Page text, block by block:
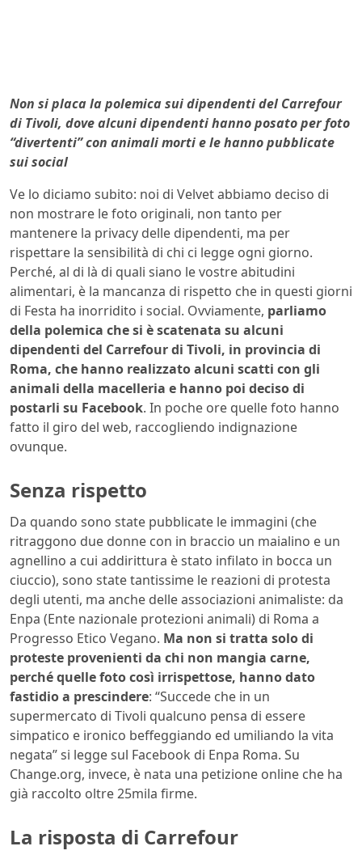
Non si placa la polemica sui dipendenti del Carrefour
di Tivoli, dove alcuni dipendenti hanno posato per foto
“divertenti” con animali morti e le hanno pubblicate
sui social
Ve lo diciamo subito: noi di Velvet abbiamo deciso di
non mostrare le foto originali, non tanto per
mantenere la privacy delle dipendenti, ma per
rispettare la sensibilità di chi ci legge ogni giorno.
Perché, al di là di quali siano le vostre abitudini
alimentari, è la mancanza di rispetto che in questi giorni
di Festa ha inorridito i social. Ovviamente, parliamo
della polemica che si è scatenata su alcuni
dipendenti del Carrefour di Tivoli, in provincia di
Roma, che hanno realizzato alcuni scatti con gli
animali della macelleria e hanno poi deciso di
postarli su Facebook. In poche ore quelle foto hanno
fatto il giro del web, raccogliendo indignazione
ovunque.
Senza rispetto
Da quando sono state pubblicate le immagini (che
ritraggono due donne con in braccio un maialino e un
agnellino a cui addirittura è stato infilato in bocca un
ciuccio), sono state tantissime le reazioni di protesta
degli utenti, ma anche delle associazioni animaliste: da
Enpa (Ente nazionale protezioni animali) di Roma a
Progresso Etico Vegano. Ma non si tratta solo di
proteste provenienti da chi non mangia carne,
perché quelle foto così irrispettose, hanno dato
fastidio a prescindere: “Succede che in un
supermercato di Tivoli qualcuno pensa di essere
simpatico e ironico beffeggiando ed umiliando la vita
negata” si legge sul Facebook di Enpa Roma. Su
Change.org, invece, è nata una petizione online che ha
già raccolto oltre 25mila firme.
La risposta di Carrefour